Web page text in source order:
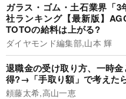
ガラス・ゴム・土石業界「3
社ランキング【最新版】
TOTOの給料は上がる?
ダイヤモンド編集部,山本 輝
退職金の受け取り方、一時
得?→「手取り額」で考えた
頼藤太希,高山一恵